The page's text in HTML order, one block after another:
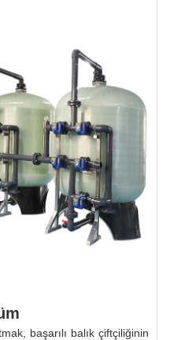
başarılı balık çiftçiliğinin